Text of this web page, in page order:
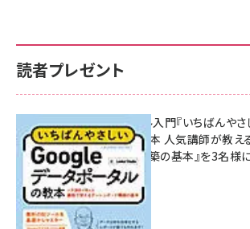
読者プレゼント
無料BIツール入門『いちばんや
ポータルの教本 人気講師が教え
シュボード構築の基本』を3名様
7月31日 10:00